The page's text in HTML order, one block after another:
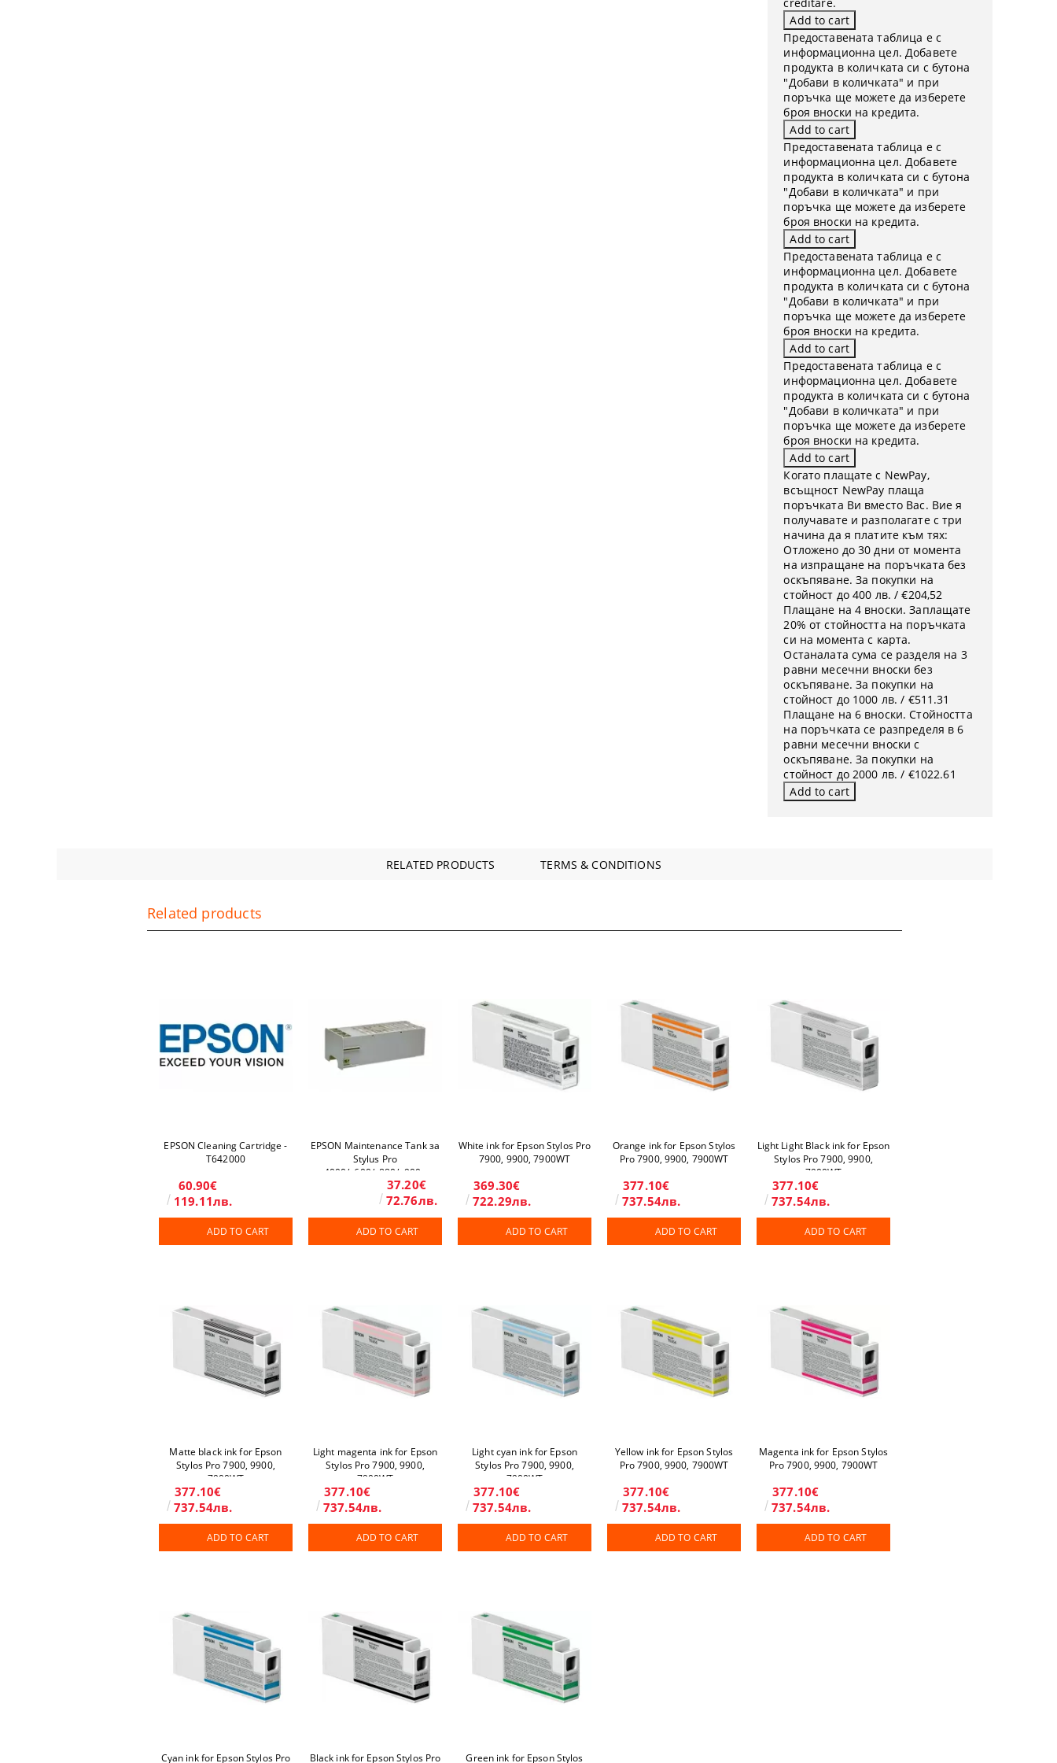
Предоставената таблица е с
информационна цел. Добавете
продукта в количката си с бутона
"Добави в количката" и при
поръчка ще можете да изберете
броя вноски на кредита.
Предоставената таблица е с
информационна цел. Добавете
продукта в количката си с бутона
"Добави в количката" и при
поръчка ще можете да изберете
броя вноски на кредита.
Предоставената таблица е с
информационна цел. Добавете
продукта в количката си с бутона
"Добави в количката" и при
поръчка ще можете да изберете
броя вноски на кредита.
Предоставената таблица е с
информационна цел. Добавете
продукта в количката си с бутона
"Добави в количката" и при
поръчка ще можете да изберете
броя вноски на кредита.
Когато плащате с NewPay,
всъщност NewPay плаща
поръчката Ви вместо Вас. Вие я
получавате и разполагате с три
начина да я платите към тях:
Отложено до 30 дни от момента
на изпращане на поръчката без
оскъпяване. За покупки на
стойност до 400 лв. / €204,52
Плащане на 4 вноски. Заплащате
20% от стойността на поръчката
си на момента с карта.
Останалата сума се разделя на 3
равни месечни вноски без
оскъпяване. За покупки на
стойност до 1000 лв. / €511.31
Плащане на 6 вноски. Стойността
на поръчката се разпределя в 6
равни месечни вноски с
оскъпяване. За покупки на
стойност до 2000 лв. / €1022.61
RELATED PRODUCTS TERMS & CONDITIONS
Related products
EPSON Cleaning Cartridge -
T642000
60.90€
119.11лв.
ADD TO CART
EPSON Maintenance Tank за
Stylus Pro
4000/x600/x880/x900 -
C12C89019137.20€
72.76лв.
ADD TO CART
White ink for Epson Stylos Pro
7900, 9900, 7900WT
369.30€
722.29лв.
ADD TO CART
Orange ink for Epson Stylos
Pro 7900, 9900, 7900WT
377.10€
737.54лв.
ADD TO CART
Light Light Black ink for Epson
Stylos Pro 7900, 9900,
7900WT
377.10€
737.54лв.
ADD TO CART
Matte black ink for Epson
Stylos Pro 7900, 9900,
7900WT
377.10€
737.54лв.
ADD TO CART
Light magenta ink for Epson
Stylos Pro 7900, 9900,
7900WT
377.10€
737.54лв.
ADD TO CART
Light cyan ink for Epson
Stylos Pro 7900, 9900,
7900WT
377.10€
737.54лв.
ADD TO CART
Yellow ink for Epson Stylos
Pro 7900, 9900, 7900WT
377.10€
737.54лв.
ADD TO CART
Magenta ink for Epson Stylos
Pro 7900, 9900, 7900WT
377.10€
737.54лв.
ADD TO CART
Cyan ink for Epson Stylos Pro Black ink for Epson Stylos Pro Green ink for Epson Stylos